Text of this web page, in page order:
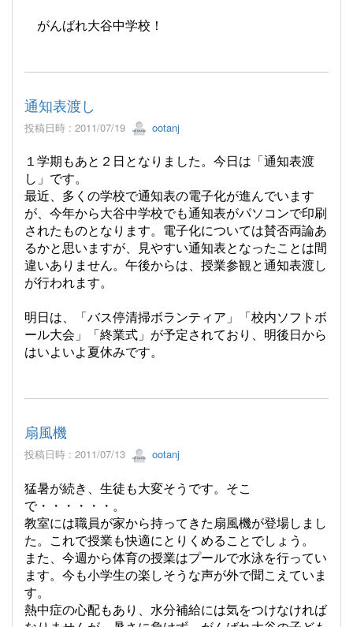
がんばれ大谷中学校！
通知表渡し
投稿日時 : 2011/07/19 ootanj
１学期もあと２日となりました。今日は「通知表渡
し」です。
最近、多くの学校で通知表の電子化が進んでいます
が、今年から大谷中学校でも通知表がパソコンで印刷
されたものとなります。電子化については賛否両論あ
るかと思いますが、見やすい通知表となったことは間
違いありません。午後からは、授業参観と通知表渡し
が行われます。
明日は、「バス停清掃ボランティア」「校内ソフトボ
ール大会」「終業式」が予定されており、明後日から
はいよいよ夏休みです。
扇風機
投稿日時 : 2011/07/13 ootanj
猛暑が続き、生徒も大変そうです。そこ
で・・・・・・。
教室には職員が家から持ってきた扇風機が登場しまし
た。これで授業も快適にとりくめることでしょう。
また、今週から体育の授業はプールで水泳を行ってい
ます。今も小学生の楽しそうな声が外で聞こえていま
す。
熱中症の心配もあり、水分補給には気をつけなければ